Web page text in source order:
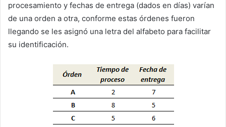
procesamiento y fechas de entrega (dados en días) varían
de una orden a otra, conforme estas órdenes fueron
llegando se les asignó una letra del alfabeto para facilitar
su identificación.